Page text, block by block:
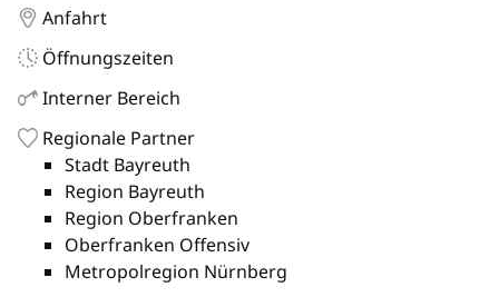
Anfahrt
Öffnungszeiten
Interner Bereich
Regionale Partner
Stadt Bayreuth
Region Bayreuth
Region Oberfranken
Oberfranken Offensiv
Metropolregion Nürnberg